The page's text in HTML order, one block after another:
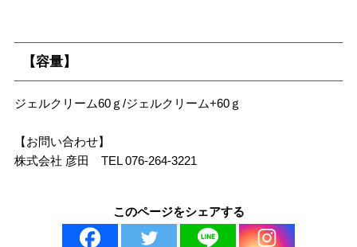
【容量】
ジェルクリーム60ｇ/ジェルクリーム+60ｇ
【お問い合わせ】
株式会社 彦田 TEL 076-264-3221
このページをシェアする